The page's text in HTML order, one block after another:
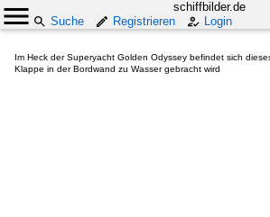
schiffbilder.de
Suche
Registrieren Login
Im Heck der Superyacht Golden Odyssey befindet sich
Klappe in der Bordwand zu Wasser gebracht wird